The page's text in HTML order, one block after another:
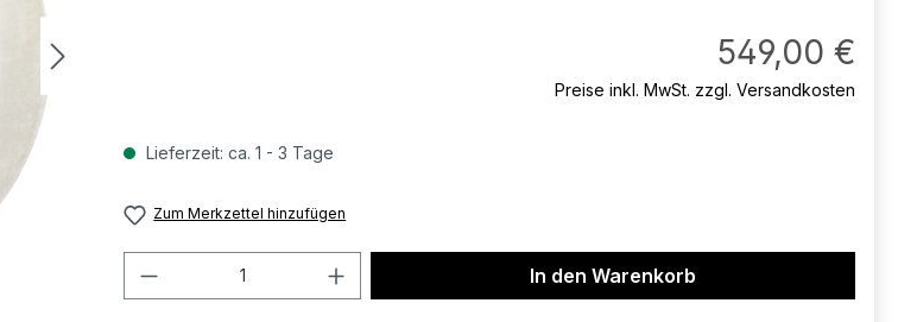
549,00 €
Preise inkl. MwSt. zzgl. Versandkosten
Lieferzeit: ca. 1 - 3 Tage
Zum Merkzettel hinzufügen
Produkt Anzahl: Gib den gewünschten Wert ein oder
In den Warenkorb